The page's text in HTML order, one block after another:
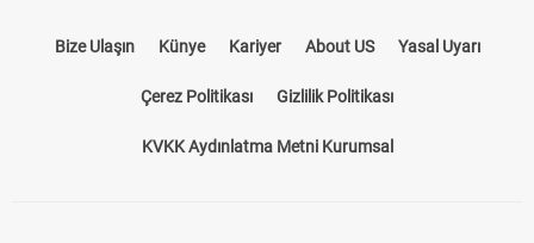
Bize Ulaşın Künye Kariyer About US Yasal Uyarı
Çerez Politikası Gizlilik Politikası
KVKK Aydınlatma Metni Kurumsal